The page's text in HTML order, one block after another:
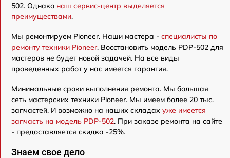
502. Однако наш сервис-центр выделяется
преимуществами.
Мы ремонтируем Pioneer. Наши мастера - специалисты по
ремонту техники Pioneer. Восстановить модель PDP-502 для
мастеров не будет новой задачей. На все виды
проведенных работ у нас имеется гарантия.
Минимальные сроки выполнения ремонта. Мы большая
сеть мастерских техники Pioneer. Мы имеем более 20 тыс.
запчастей. И возможно на наших складах уже имеется
запчасть на модель PDP-502. При заказе ремонта на сайте
- предоставляется скидка -25%.
Знаем свое дело